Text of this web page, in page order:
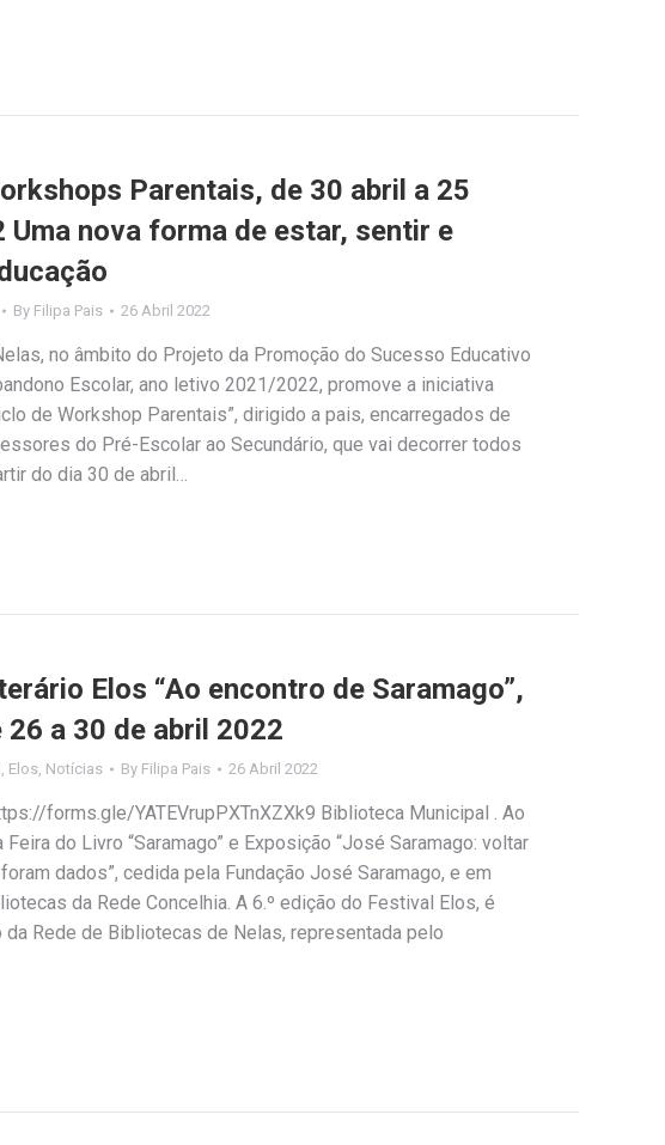
Parentais, de 30 abril a 25
Uma nova forma de estar, sentir e
By Filipa Pais 26 Abril 2022
no âmbito do Projeto da Promoção do Sucesso Educativo
Escolar, ano letivo 2021/2022, promove a iniciativa
de Workshop Parentais”, dirigido a pais, encarregados de
do Pré-Escolar ao Secundário, que vai decorrer todos
do dia 30 de abril…
Elos “Ao encontro de Saramago”,
26 a 30 de abril 2022
Elos Notícias By Filipa Pais 26 Abril 2022
forms.gle/YATEVrupPXTnXZXk9 Biblioteca Municipal . Ao
Feira do Livro “Saramago” e Exposição “José Saramago: voltar
dados”, cedida pela Fundação José Saramago, e em
da Rede Concelhia. A 6.º edição do Festival Elos, é
da Rede de Bibliotecas de Nelas, representada pelo